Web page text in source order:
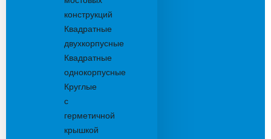
конструкций
Квадратные
двухкорпусные
Квадратные
однокорпусные
Круглые
с
герметичной
крышкой